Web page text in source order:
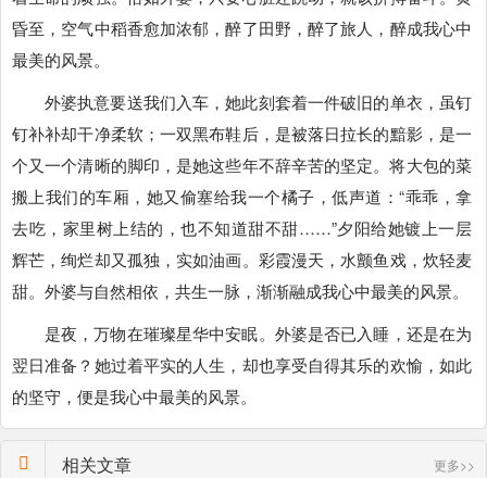
昏至，空气中稻香愈加浓郁，醉了田野，醉了旅人，醉成我心中
最美的风景。
外婆执意要送我们入车，她此刻套着一件破旧的单衣，虽钉
钉补补却干净柔软；一双黑布鞋后，是被落日拉长的黯影，是一
个又一个清晰的脚印， 是她这些年不辞辛苦的坚定。将大包的菜
搬上我们的车厢，她又偷塞给我一个橘子，低声道：“乖乖，拿
去吃，家里树上结的，也不知道甜不甜……”夕阳给她镀上一层
辉芒，绚烂却又孤独，实如油画。彩霞漫天，水颤鱼戏，炊轻麦
甜。外婆与自然相依，共生一脉，渐渐融成我心中最美的风景。
是夜，万物在璀璨星华中安眠。外婆是否已入睡，还是在为
翌日准备？她过着平实的人生，却也享受自得其乐的欢愉，如此
的坚守，便是我心中最美的风景。
相关文章 更多>>